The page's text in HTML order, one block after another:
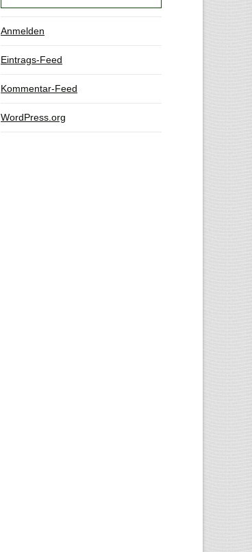
Anmelden
Eintrags-Feed
Kommentar-Feed
WordPress.org